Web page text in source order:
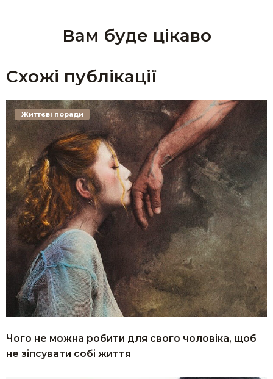
Вам буде цікаво
Схожі публікації
Чого не можна робити для свого чоловіка, щоб
не зіпсувати собі життя
Життєві поради